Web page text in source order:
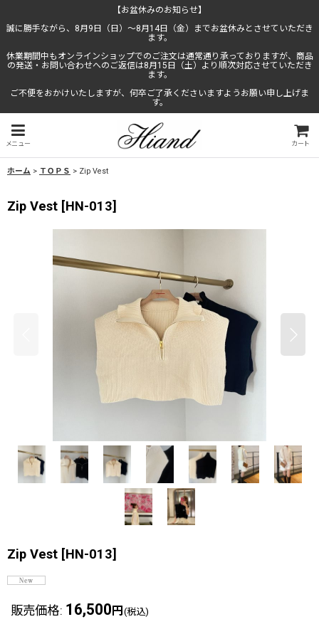
【お盆休みのお知らせ】
誠に勝手ながら、8月9日（日）〜8月14日（金）までお盆休みとさせていただき
ます。
休業期間中もオンラインショップでのご注文は通常通り承っておりますが、商品
の発送・お問い合わせへのご返信は8月15日（土）より順次対応させていただき
ます。
ご不便をおかけいたしますが、何卒ご了承くださいますようお願い申し上げま
す。
メニュー カート
ホーム > ＴＯＰＳ > Zip Vest
Zip Vest [HN-013]
Zip Vest [HN-013]
販売価格: 16,500 円 (税込)